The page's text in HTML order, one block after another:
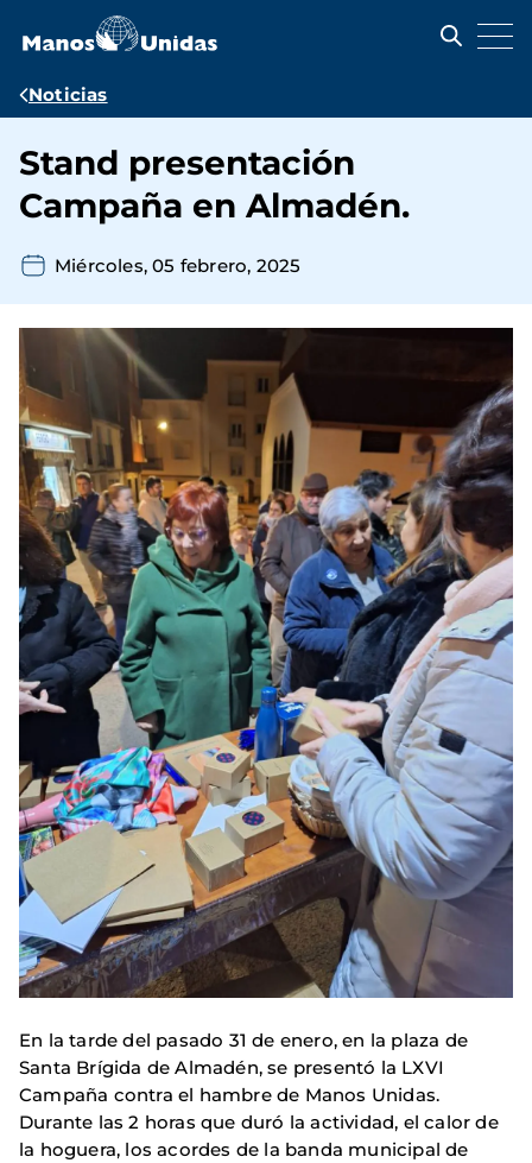
contenido
Ruta
navegación
Noticias
Stand presentación
Campaña en Almadén.
Miércoles, 05 febrero, 2025
En la tarde del pasado 31 de enero, en la plaza de
Santa Brígida de Almadén, se presentó la LXVI
Campaña contra el hambre de Manos Unidas.
Durante las 2 horas que duró la actividad, el calor de
la hoguera, los acordes de la banda municipal de